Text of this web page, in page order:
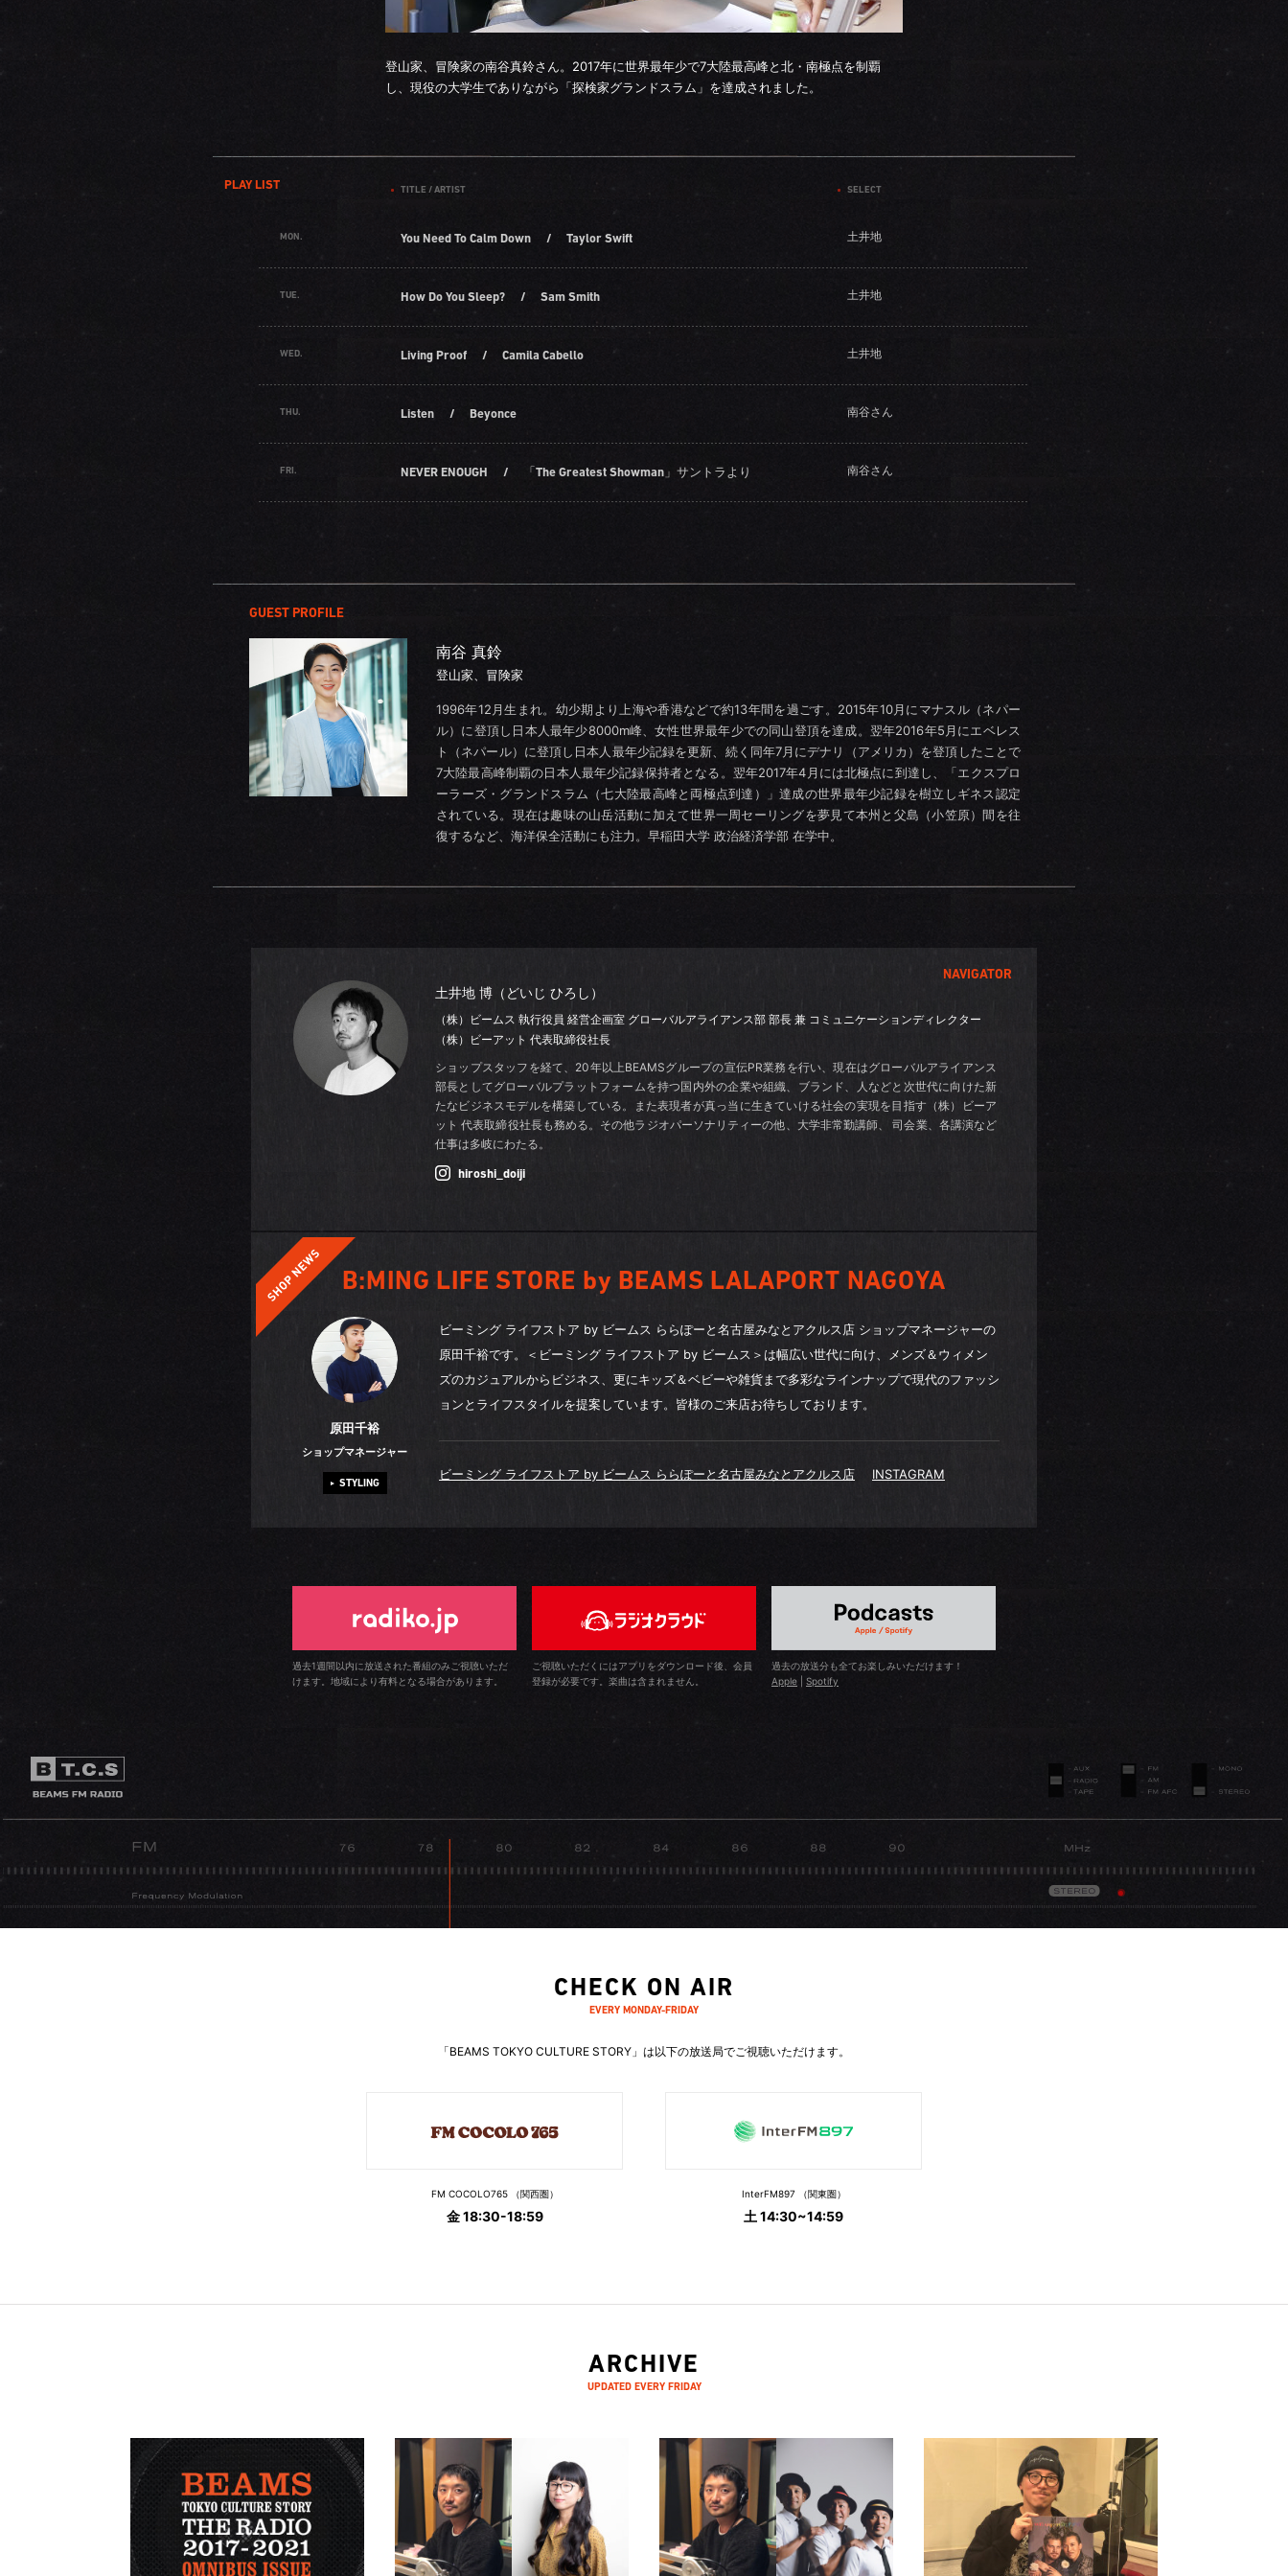
登山家、冒険家の南谷真鈴さん。2017年に世界最年少で7大陸最高峰と北・南極点を制覇
し、現役の大学生でありながら「探検家グランドスラム」を達成されました。
PLAY LIST TITLE / ARTIST SELECT
MON. You Need To Calm Down / Taylor Swift 土井地
TUE. How Do You Sleep? / Sam Smith 土井地
WED. Living Proof / Camila Cabello 土井地
THU. Listen / Beyonce 南谷さん
FRI. NEVER ENOUGH / 「The Greatest Showman」サントラより 南谷さん
GUEST PROFILE
南谷 真鈴
登山家、冒険家
1996年12月生まれ。幼少期より上海や香港などで約13年間を過ごす。2015年10月にマナスル（ネパー
ル）に登頂し日本人最年少8000m峰、女性世界最年少での同山登頂を達成。翌年2016年5月にエベレス
ト（ネパール）に登頂し日本人最年少記録を更新、続く同年7月にデナリ（アメリカ）を登頂したことで
7大陸最高峰制覇の日本人最年少記録保持者となる。翌年2017年4月には北極点に到達し、「エクスプロ
ーラーズ・グランドスラム（七大陸最高峰と両極点到達）」達成の世界最年少記録を樹立しギネス認定
されている。現在は趣味の山岳活動に加えて世界一周セーリングを夢見て本州と父島（小笠原）間を往
復するなど、海洋保全活動にも注力。早稲田大学 政治経済学部 在学中。
NAVIGATOR
土井地 博（どいじ ひろし）
（株）ビームス 執行役員 経営企画室 グローバルアライアンス部 部長 兼 コミュニケーションディレクター
（株）ビーアット 代表取締役社長
ショップスタッフを経て、20年以上BEAMSグループの宣伝PR業務を行い、現在はグローバルアライアンス
部長としてグローバルプラットフォームを持つ国内外の企業や組織、ブランド、人などと次世代に向けた新
たなビジネスモデルを構築している。また表現者が真っ当に生きていける社会の実現を目指す（株）ビーア
ット 代表取締役社長も務める。その他ラジオパーソナリティーの他、大学非常勤講師、 司会業、各講演など
仕事は多岐にわたる。
hiroshi_doiji
B:MING LIFE STORE by BEAMS LALAPORT NAGOYA
原田千裕
ショップマネージャー
STYLING
ビーミング ライフストア by ビームス ららぽーと名古屋みなとアクルス店 ショップマネージャーの
原田千裕です。＜ビーミング ライフストア by ビームス＞は幅広い世代に向け、メンズ＆ウィメン
ズのカジュアルからビジネス、更にキッズ＆ベビーや雑貨まで多彩なラインナップで現代のファッシ
ョンとライフスタイルを提案しています。皆様のご来店お待ちしております。
ビーミング ライフストア by ビームス ららぽーと名古屋みなとアクルス店 INSTAGRAM
過去1週間以内に放送された番組のみご視聴いただ
けます。地域により有料となる場合があります。
ご視聴いただくにはアプリをダウンロード後、会員
登録が必要です。楽曲は含まれません。
過去の放送分も全てお楽しみいただけます！
Apple
Spotify
CHECK ON AIR
EVERY MONDAY-FRIDAY
「BEAMS TOKYO CULTURE STORY」は以下の放送局でご視聴いただけます。
FM COCOLO765 （関西圏）
金 18:30-18:59
InterFM897 （関東圏）
土 14:30~14:59
ARCHIVE
UPDATED EVERY FRIDAY